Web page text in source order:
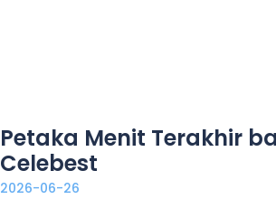
Petaka Menit Terakhir
Celebest
2026-06-26